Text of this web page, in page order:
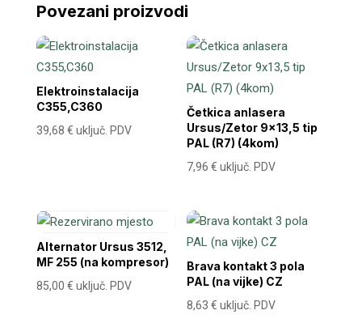
Povezani proizvodi
Elektroinstalacija
C355,C360
39,68 € uključ. PDV
Četkica anlasera
Ursus/Zetor 9×13,5 tip
PAL (R7) (4kom)
7,96€ uključ. PDV
Alternator Ursus 3512,
MF 255 (na kompresor)
85,00 € uključ. PDV
Brava kontakt 3 pola
PAL (na vijke) CZ
8,63€ uključ. PDV